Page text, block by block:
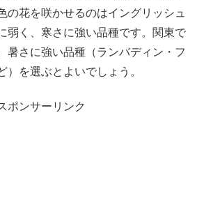
の花を咲かせるのはイングリッシュ
弱く、寒さに強い品種です。関東で
暑さに強い品種（ランバディン・フ
）を選ぶとよいでしょう。
ポンサーリンク